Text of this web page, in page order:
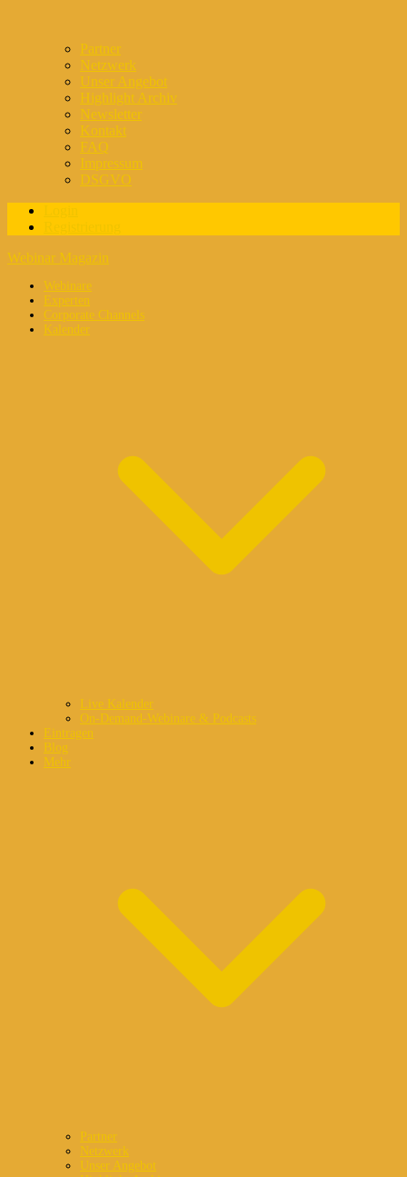
Partner
Netzwerk
Unser Angebot
Highlight Archiv
Newsletter
Kontakt
FAQ
Impressum
DSGVO
Webinar Magazin
Webinare
Experten
Corporate Channels
Kalender
Live Kalender
On-Demand-Webinare & Podcasts
Eintragen
Blog
Mehr
Partner
Netzwerk
Unser Angebot